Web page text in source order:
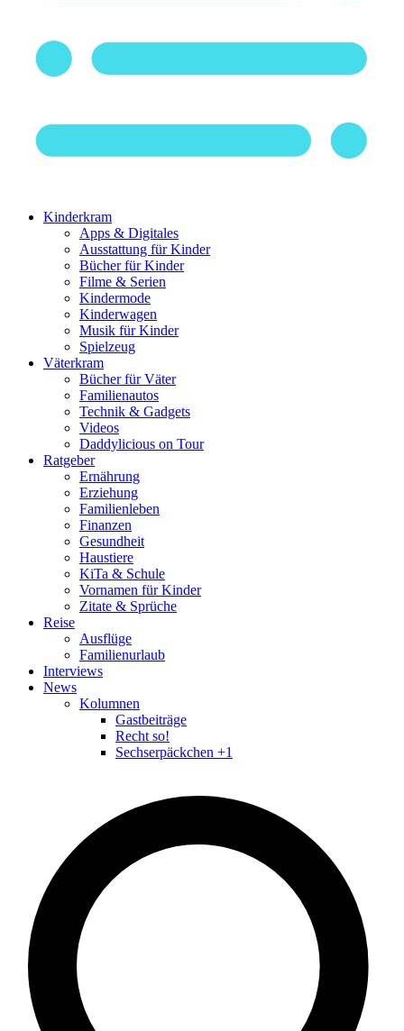
Kinderkram
Apps & Digitales
Ausstattung für Kinder
Bücher für Kinder
Filme & Serien
Kindermode
Kinderwagen
Musik für Kinder
Spielzeug
Väterkram
Bücher für Väter
Familienautos
Technik & Gadgets
Videos
Daddylicious on Tour
Ratgeber
Ernährung
Erziehung
Familienleben
Finanzen
Gesundheit
Haustiere
KiTa & Schule
Vornamen für Kinder
Zitate & Sprüche
Reise
Ausflüge
Familienurlaub
Interviews
News
Kolumnen
Gastbeiträge
Recht so!
Sechserpäckchen +1